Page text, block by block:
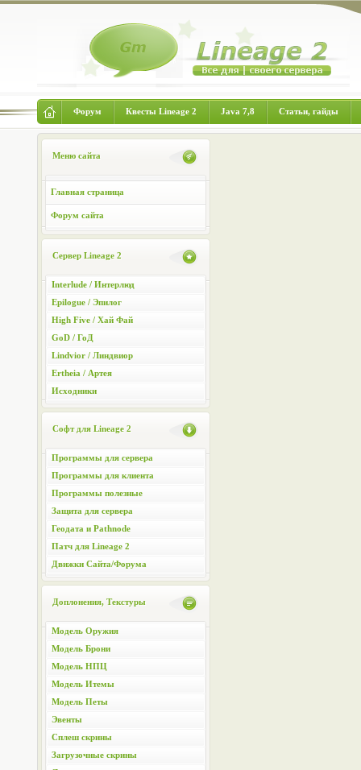
Форум Квесты Lineage 2 Java 7,8 Статьи, гайды
Меню сайта
Главная страница
Форум сайта
Сервер Lineage 2
Interlude / Интерлюд
Epilogue / Эпилог
High Five / Хай Фай
GoD / ГоД
Lindvior / Линдвиор
Ertheia / Артея
Исходники
Софт для Lineage 2
Программы для сервера
Программы для клиента
Программы полезные
Защита для сервера
Геодата и Pathnode
Патч для Lineage 2
Движки Сайта/Форума
Доплонения, Текстуры
Модель Оружия
Модель Брони
Модель НПЦ
Модель Итемы
Модель Петы
Эвенты
Сплеш скрины
Загрузочные скрины